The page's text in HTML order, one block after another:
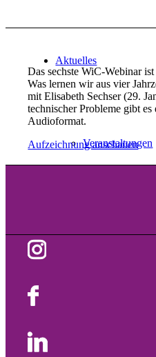
Aktuelles
Veranstaltungen
Das sechste WiC-Webinar
Was lernen wir aus vier
mit Elisabeth Sechser (29.
technischer Probleme gibt
Audioformat.
Aufzeichnung anschauen